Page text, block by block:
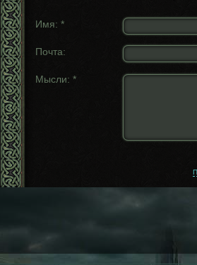
Имя: *
Почта:
Мысли: *